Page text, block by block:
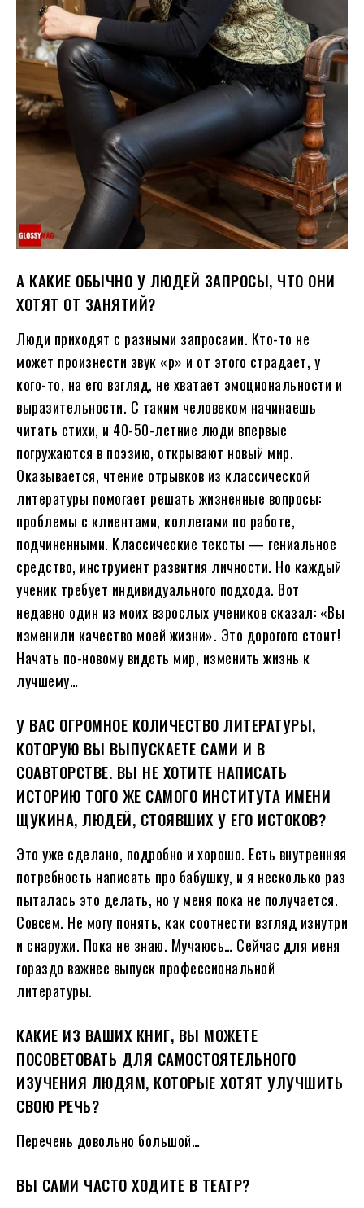
А КАКИЕ ОБЫЧНО У ЛЮДЕЙ ЗАПРОСЫ, ЧТО ОНИ
ХОТЯТ ОТ ЗАНЯТИЙ?
Люди приходят с разными запросами. Кто-то не
может произнести звук «р» и от этого страдает, у
кого-то, на его взгляд, не хватает эмоциональности и
выразительности. С таким человеком начинаешь
читать стихи, и 40-50-летние люди впервые
погружаются в поэзию, открывают новый мир.
Оказывается, чтение отрывков из классической
литературы помогает решать жизненные вопросы:
проблемы с клиентами, коллегами по работе,
подчиненными. Классические тексты — гениальное
средство, инструмент развития личности. Но каждый
ученик требует индивидуального подхода. Вот
недавно один из моих взрослых учеников сказал: «Вы
изменили качество моей жизни». Это дорогого стоит!
Начать по-новому видеть мир, изменить жизнь к
лучшему…
У ВАС ОГРОМНОЕ КОЛИЧЕСТВО ЛИТЕРАТУРЫ,
КОТОРУЮ ВЫ ВЫПУСКАЕТЕ САМИ И В
СОАВТОРСТВЕ. ВЫ НЕ ХОТИТЕ НАПИСАТЬ
ИСТОРИЮ ТОГО ЖЕ САМОГО ИНСТИТУТА ИМЕНИ
ЩУКИНА, ЛЮДЕЙ, СТОЯВШИХ У ЕГО ИСТОКОВ?
Это уже сделано, подробно и хорошо. Есть внутренняя
потребность написать про бабушку, и я несколько раз
пыталась это делать, но у меня пока не получается.
Совсем. Не могу понять, как соотнести взгляд изнутри
и снаружи. Пока не знаю. Мучаюсь… Сейчас для меня
гораздо важнее выпуск профессиональной
литературы.
КАКИЕ ИЗ ВАШИХ КНИГ, ВЫ МОЖЕТЕ
ПОСОВЕТОВАТЬ ДЛЯ САМОСТОЯТЕЛЬНОГО
ИЗУЧЕНИЯ ЛЮДЯМ, КОТОРЫЕ ХОТЯТ УЛУЧШИТЬ
СВОЮ РЕЧЬ?
Перечень довольно большой…
ВЫ САМИ ЧАСТО ХОДИТЕ В ТЕАТР?